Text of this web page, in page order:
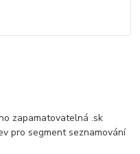
zapamatovatelná .sk
pro segment seznamování